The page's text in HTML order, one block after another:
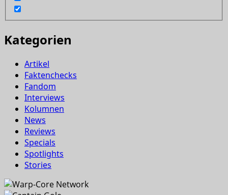
Kategorien
Artikel
Faktenchecks
Fandom
Interviews
Kolumnen
News
Reviews
Specials
Spotlights
Stories